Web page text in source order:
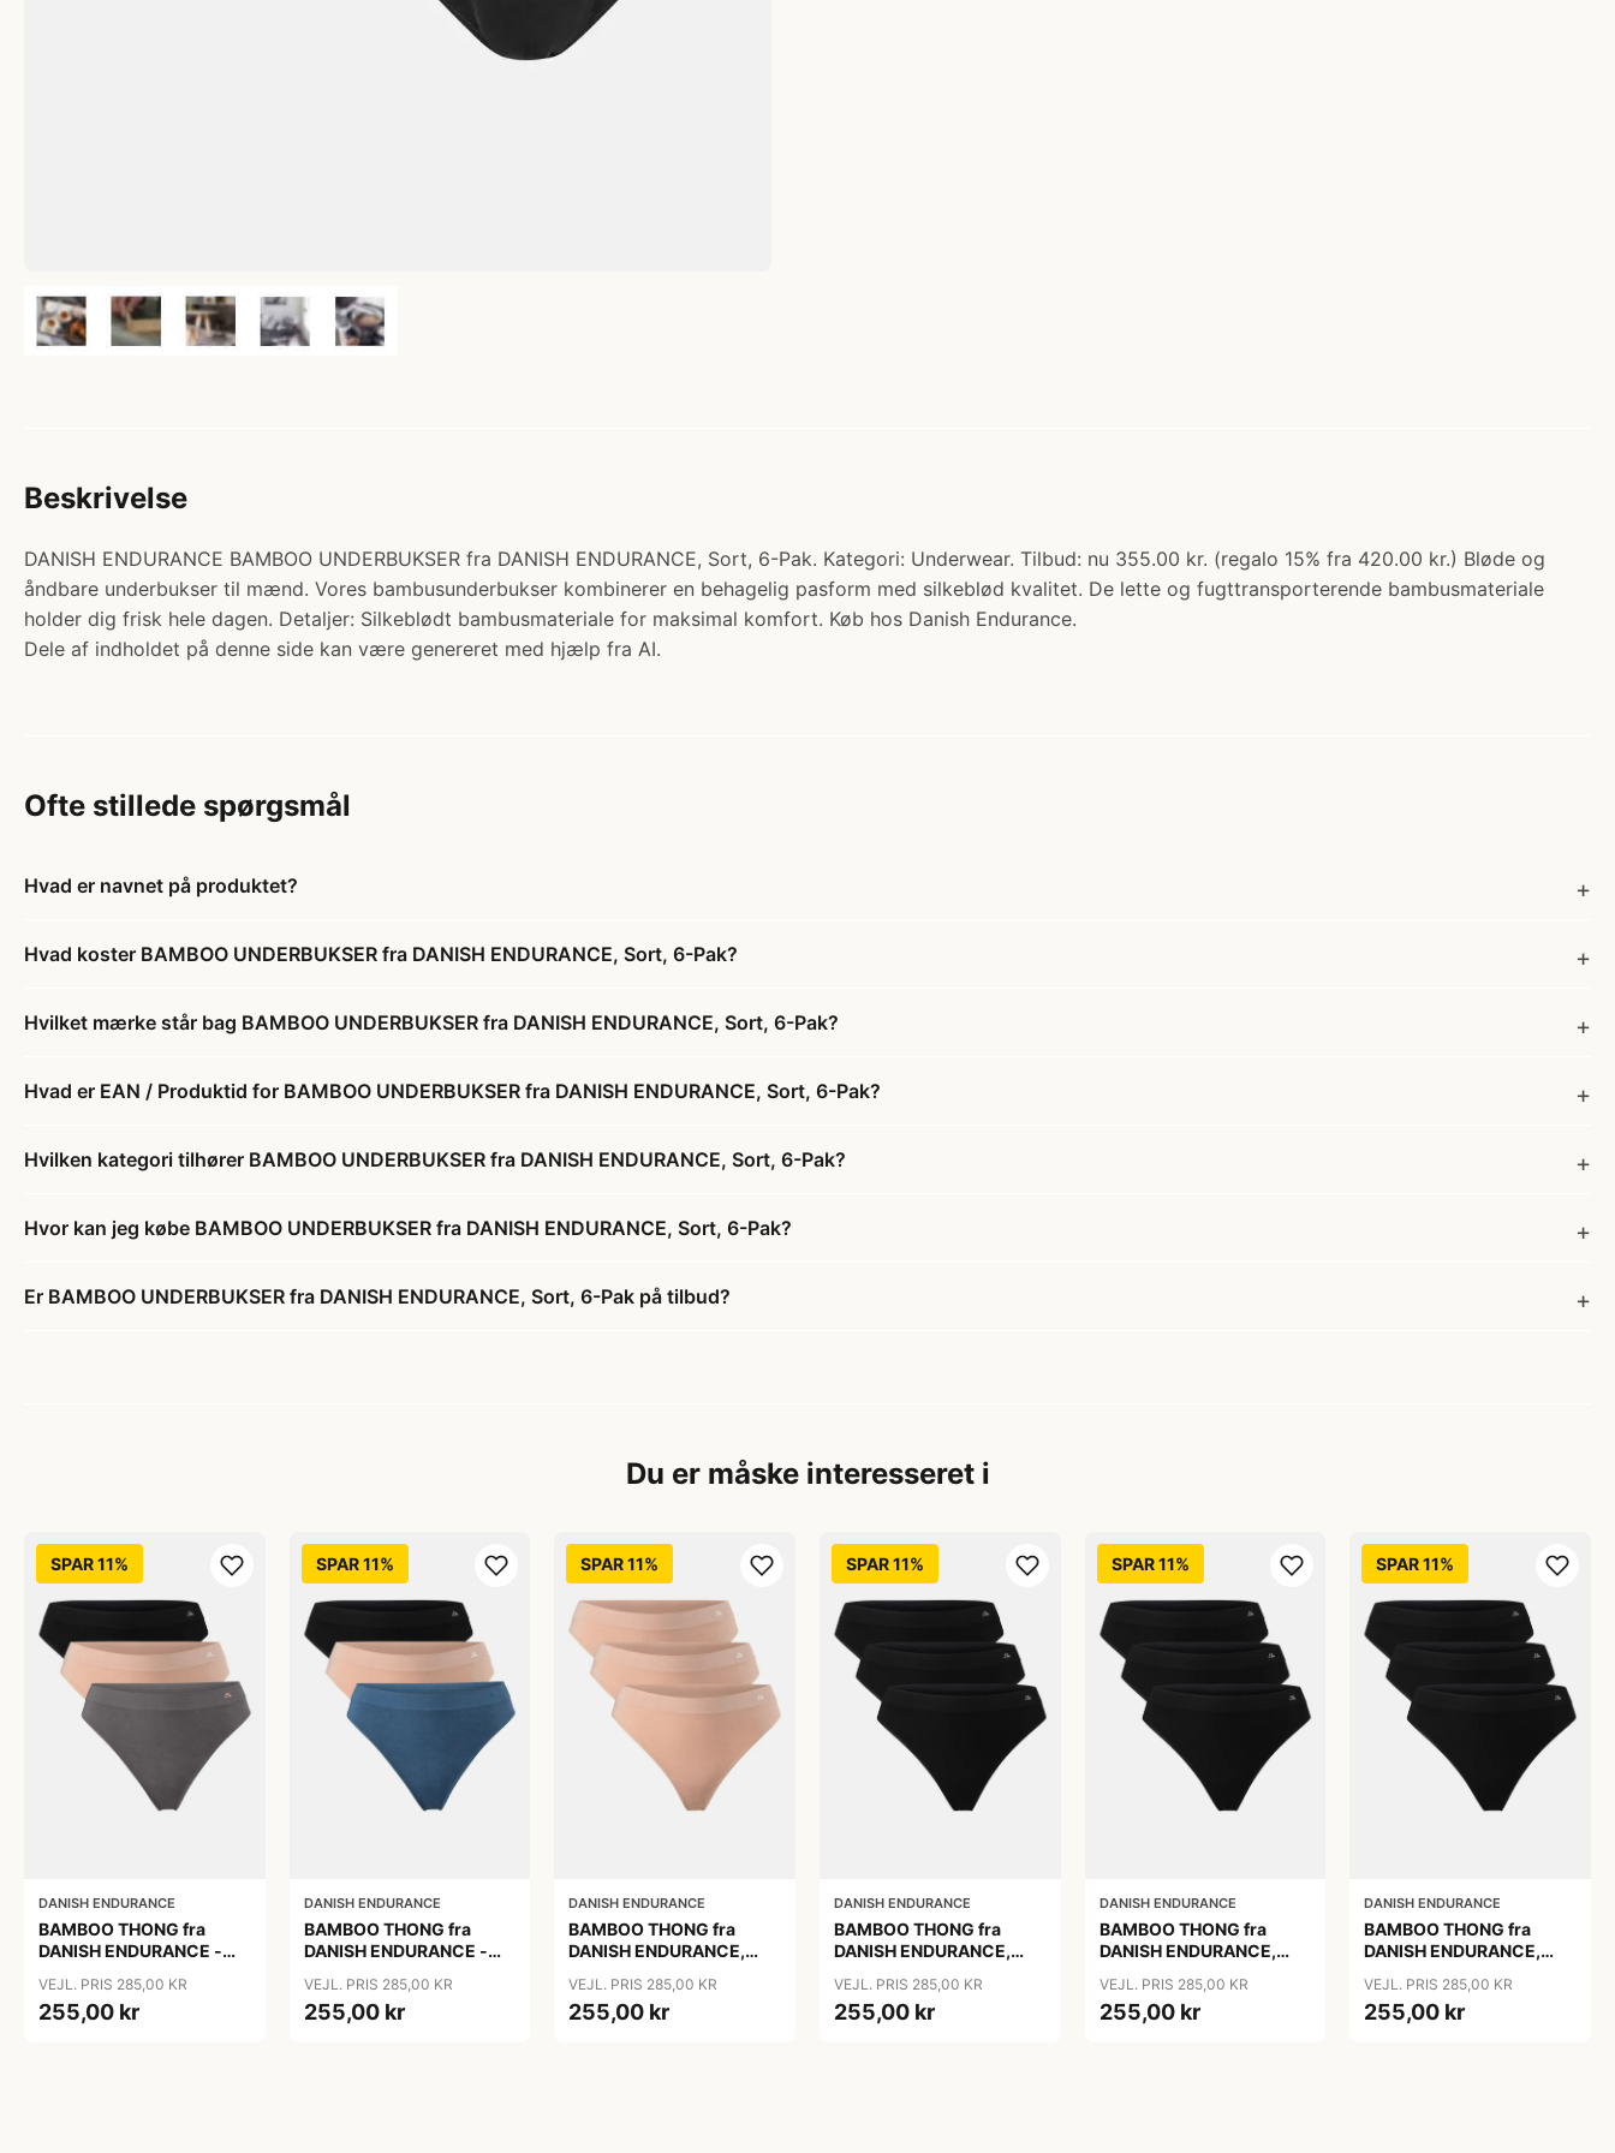
Beskrivelse
DANISH ENDURANCE BAMBOO UNDERBUKSER fra DANISH ENDURANCE, Sort, 6-Pak. Kategori: Underwear. Tilbud: nu 355.00 kr. (regalo 15% fra 420.00 kr.) Bløde og
åndbare underbukser til mænd. Vores bambusunderbukser kombinerer en behagelig pasform med silkeblød kvalitet. De lette og fugttransporterende bambusmateriale
holder dig frisk hele dagen. Detaljer: Silkeblødt bambusmateriale for maksimal komfort. Køb hos Danish Endurance.
Dele af indholdet på denne side kan være genereret med hjælp fra AI.
Ofte stillede spørgsmål
Hvad er navnet på produktet?
Hvad koster BAMBOO UNDERBUKSER fra DANISH ENDURANCE, Sort, 6-Pak?
Hvilket mærke står bag BAMBOO UNDERBUKSER fra DANISH ENDURANCE, Sort, 6-Pak?
Hvad er EAN / Produktid for BAMBOO UNDERBUKSER fra DANISH ENDURANCE, Sort, 6-Pak?
Hvilken kategori tilhører BAMBOO UNDERBUKSER fra DANISH ENDURANCE, Sort, 6-Pak?
Hvor kan jeg købe BAMBOO UNDERBUKSER fra DANISH ENDURANCE, Sort, 6-Pak?
Er BAMBOO UNDERBUKSER fra DANISH ENDURANCE, Sort, 6-Pak på tilbud?
Du er måske interesseret i
SPAR 11%
DANISH ENDURANCE
BAMBOO THONG fra
DANISH ENDURANCE -
3-Pak
VEJL. PRIS 285,00 KR
255,00 kr
SPAR 11%
DANISH ENDURANCE
BAMBOO THONG fra
DANISH ENDURANCE -
3-Pak
VEJL. PRIS 285,00 KR
255,00 kr
SPAR 11%
DANISH ENDURANCE
BAMBOO THONG fra
DANISH ENDURANCE,
Bambusviskose, 1-års
Anti-Hul Garanti, Oeko-
VEJL. PRIS 285,00 KR
255,00 kr
SPAR 11%
DANISH ENDURANCE
BAMBOO THONG fra
DANISH ENDURANCE,
VEJL. PRIS 285,00 KR
255,00 kr
SPAR 11%
DANISH ENDURANCE
BAMBOO THONG fra
DANISH ENDURANCE,
VEJL. PRIS 285,00 KR
255,00 kr
SPAR 11%
DANISH ENDURANCE
BAMBOO THONG fra
DANISH ENDURANCE,
VEJL. PRIS 285,00 KR
255,00 kr